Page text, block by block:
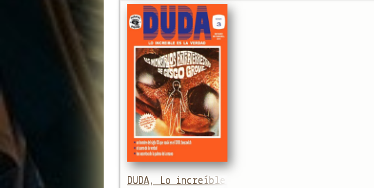
DUDA, Lo increíble es la verdad